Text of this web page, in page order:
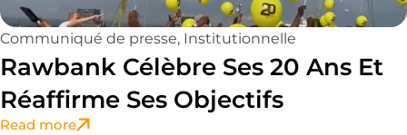
Communiqué de presse, Institutionnelle
Rawbank Célèbre Ses 20 Ans Et
Réaffirme Ses Objectifs
Read more